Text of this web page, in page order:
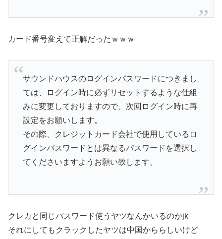
カード番号変えて正解だったｗｗｗ
サウンドハウスのログインパスワードにつきまし
ては、ログイン時に必ずリセットするような仕組
みに変更しておりますので、次回ログイン時に再
設定をお願いします。
その際、クレジットカード会社で使用しているロ
グインパスワードとは異なるパスワードを選択し
てくださいますようお願い致します。
クレカと同じパスワード使うヤツなんかいるのかjk
それにしてもクラックしたヤツは中国かららしいけど